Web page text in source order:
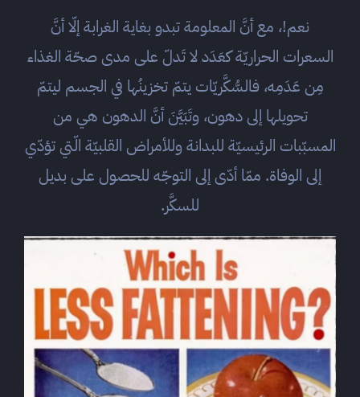
نعم!، مع أنَّ المعلومة تبدو بغاية الغرابة إلّا أنَّ
السعرات الحراريّة كعَدَد لا تَدلّ على مدى صحّة الغذاء
مِن عَدَمِه، فالسُّكَّريّات يتمّ تخزينُها في الجسم ليتمّ
تحويلها إلى دهون، وتَبَيَّنَ أنَّ الدهون هي من
المسبّبات الرئيسيّة للبدانة وللأمراض القلبيّة الّتي تؤدّي
إلى الوفاة. ممّا أدّى إلى التوجّه للحصول على بديل
للسكَّر.